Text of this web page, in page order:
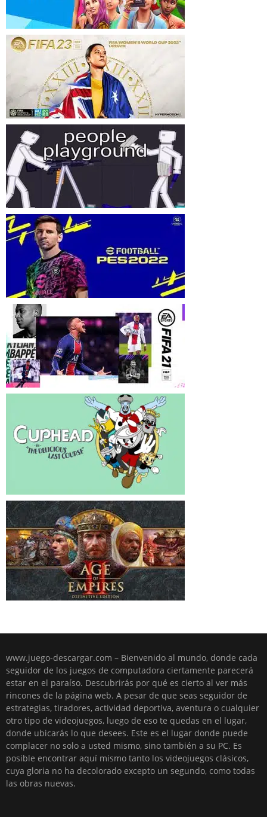
www.juego-descargar.com – Bienvenido al mundo, donde cada
seguidor de los juegos de computadora ciertamente parecerá
estar en el paraíso. Descubrirás por qué es cierto al ver más
rincones de la página web. A pesar de que seas seguidor de
estrategias, tiradores, actividad deportiva, aventura o cualquier
otro tipo de videojuegos, luego de eso te quedas en el lugar,
donde ubicarás lo que desees. Este es el lugar donde puede
complacer no solo a usted mismo, sino también a su PC. Es
posible encontrar aquí mismo tanto los videojuegos clásicos,
cuya gloria no ha decolorado excepto un segundo, como todas
las obras nuevas.